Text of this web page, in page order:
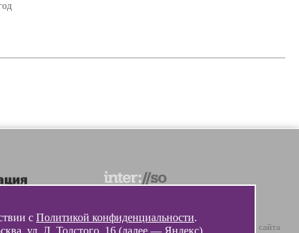
© 2012 - 2026 Разработка и поддержка сайта
с Политикой конфиденциальности.
ул. Л. Толстого, 16 (далее — Яндекс).